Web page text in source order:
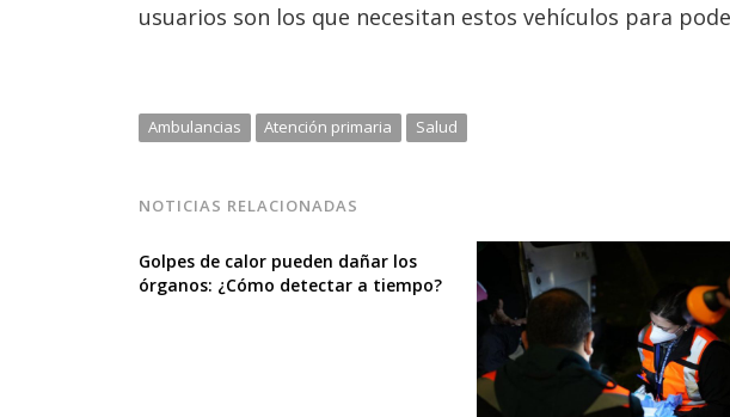
usuarios son los que necesitan estos vehículos para
Ambulancias Atención primaria Salud
NOTICIAS RELACIONADAS
Golpes de calor pueden dañar los
órganos: ¿Cómo detectar a tiempo?